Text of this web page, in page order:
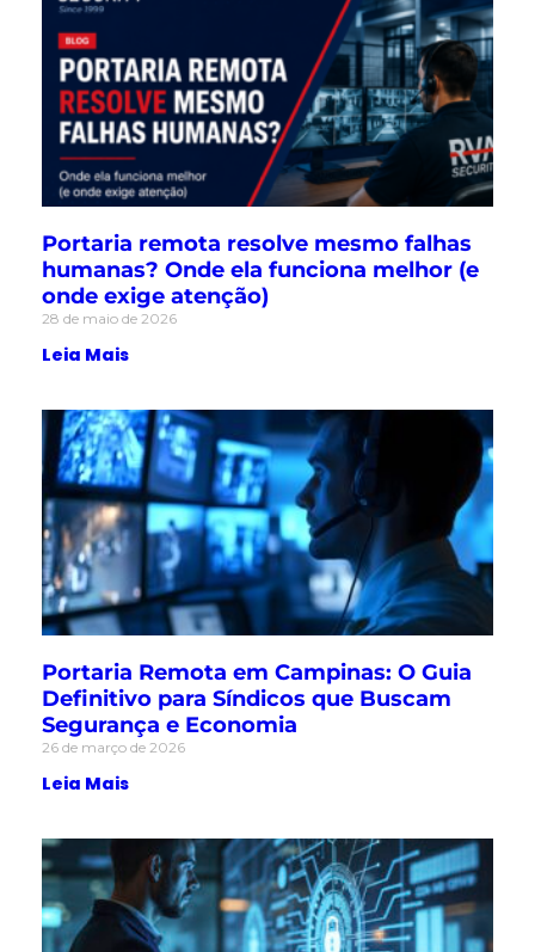
Portaria remota resolve mesmo falhas
humanas? Onde ela funciona melhor (e
onde exige atenção)
28 de maio de 2026
Leia Mais
Portaria Remota em Campinas: O Guia
Definitivo para Síndicos que Buscam
Segurança e Economia
26 de março de 2026
Leia Mais